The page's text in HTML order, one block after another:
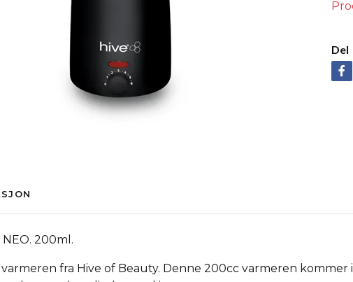
Del
200ml.
varmeren fra Hive of Beauty. Denne 200cc varmeren